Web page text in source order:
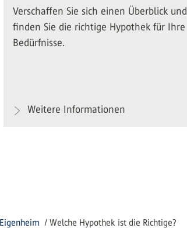
Verschaffen Sie sich einen Überblick und
finden Sie die richtige Hypothek für Ihre
Bedürfnisse.
Weitere Informationen
Welche Hypothek ist die Richtige?